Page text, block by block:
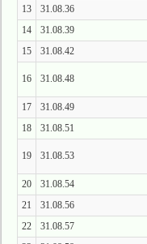
13
31.08.36
14
31.08.39
15
31.08.42
16 31.08.48
17
31.08.49
18
31.08.51
19 31.08.53
20
31.08.54
21
31.08.56
22
31.08.57